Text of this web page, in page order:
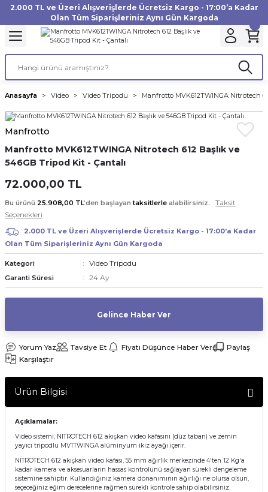
2.000 TL ve Üzeri Alışverişlerde Ücretsiz Kargo - 17:00’a Kadar
Olan Tüm Siparişleriniz Aynı Gün Kargoda
Geri Dön
Makinesi
Geri Dön
Geri Dön
Geri Dön
Geri Dön
Geri Dön
Geri Dön
Geri Dön
Geri Dön
Geri Dön
Geri Dön
Aksesuarları
Geri Dön
Anasayfa Video Video Tripodu Manfrotto MVK612TWINGA Nitrotech
Manfrotto
Manfrotto MVK612TWINGA Nitrotech 612 Başlık ve
546GB Tripod Kit - Çantalı
72.000,00 TL
Bu ürünü 25.908,00 TL’den başlayantaksitlerle alabilirsiniz.
Taksit
Seçenekleri
2.000 TL ve Üzeri Alışverişlerde Ücretsiz Kargo - 17:00’a Kadar
Olan Tüm Siparişleriniz Aynı Gün Kargoda
Kategori Video Tripodu
Garanti Süresi 24 Ay
Gelince Haber Ver
Yorum Yaz Tavsiye Et Fiyatı Düşünce Haber Ver
Paylaş
Karşılaştır
Ürün Bilgisi
Açıklamalar:
Video sistemi, NITROTECH 612 akışkan video kafasını (düz taban) ve zemin
yayıcı tripodlu MVTTWINGA alüminyum ikiz ayağı içerir.
NITROTECH 612 akışkan video kafası, 55 mm ağırlık merkezinde 4'ten 12 Kg'a
kadar kamera ve aksesuarların hassas kontrolünü sağlayan sürekli dengeleme
sistemine sahiptir. Kullandığınız kamera donanımının ağırlığı ne olursa olsun,
seçeceğiniz eğim derecelerine rağmen sürekli kontrole sahip olabilirsiniz.